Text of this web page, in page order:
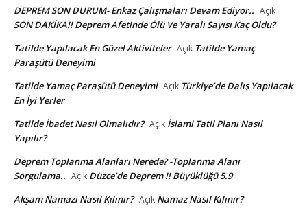
DEPREM SON DURUM- Enkaz Çalışmaları Devam Ediyor.. Açık
SON DAKİKA!! Deprem Afetinde Ölü Ve Yaralı Sayısı Kaç Oldu?
Tatilde Yapılacak En Güzel Aktiviteler Açık Tatilde Yamaç
Paraşütü Deneyimi
Tatilde Yamaç Paraşütü Deneyimi Açık Türkiye’de Dalış Yapılacak
En İyi Yerler
Tatilde İbadet Nasıl Olmalıdır? Açık İslami Tatil Planı Nasıl
Yapılır?
Deprem Toplanma Alanları Nerede? -Toplanma Alanı
Sorgulama.. Açık Düzce’de Deprem !! Büyüklüğü 5.9
Akşam Namazı Nasıl Kılınır? Açık Namaz Nasıl Kılınır?